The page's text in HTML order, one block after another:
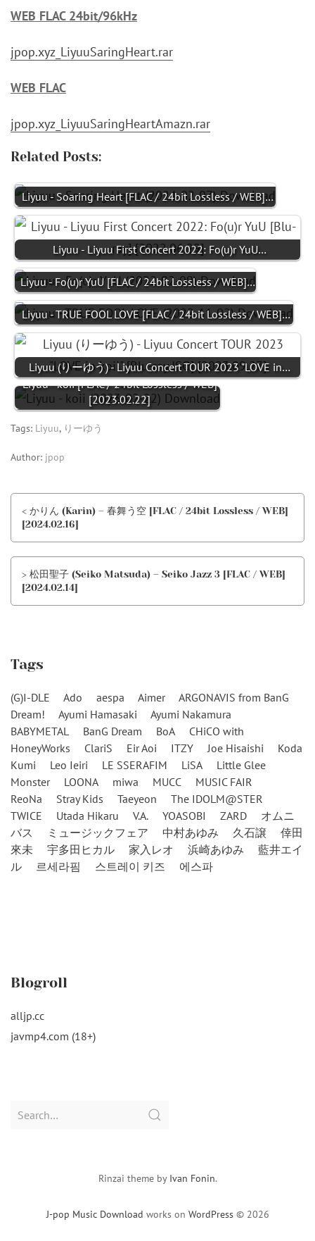
WEB FLAC 24bit/96kHz
jpop.xyz_LiyuuSaringHeart.rar
WEB FLAC
jpop.xyz_LiyuuSaringHeartAmazn.rar
Related Posts:
Liyuu - Soaring Heart [FLAC / 24bit Lossless / WEB]…
Liyuu - Liyuu First Concert 2022: Fo(u)r YuU…
Liyuu - Fo(u)r YuU [FLAC / 24bit Lossless / WEB]…
Liyuu - TRUE FOOL LOVE [FLAC / 24bit Lossless / WEB]…
Liyuu (りーゆう) - Liyuu Concert TOUR 2023 "LOVE in…
Liyuu - koii [FLAC / 24bit Lossless / WEB]
[2023.02.22]
Tags: Liyuu, りーゆう
Author: jpop
< かりん (Karin) – 春舞う空 [FLAC / 24bit Lossless / WEB]
[2024.02.16]
> 松田聖子 (Seiko Matsuda) – Seiko Jazz 3 [FLAC / WEB]
[2024.02.14]
Tags
(G)I-DLE Ado aespa Aimer
ARGONAVIS from BanG
Dream!
Ayumi Hamasaki
Ayumi Nakamura
BABYMETAL
BanG Dream BoA
CHiCO with
HoneyWorks
ClariS Eir Aoi ITZY Joe Hisaishi
Koda
Kumi
Leo Ieiri LE SSERAFIM LiSA
Little Glee
Monster
LOONA miwa MUCC
MUSIC FAIR
ReoNa
Stray Kids Taeyeon
The IDOLM@STER
TWICE
Utada Hikaru V.A. YOASOBI ZARD
オムニ
バス
ミュージックフェア 中村あゆみ 久石譲
倖田
來未
宇多田ヒカル 家入レオ 浜崎あゆみ
藍井エイ
ル
르세라핌 스트레이 키즈 에스파
Blogroll
alljp.cc
javmp4.com (18+)
Search
J-pop Music Download works on WordPress © 2026
Rinzai theme by Ivan Fonin.